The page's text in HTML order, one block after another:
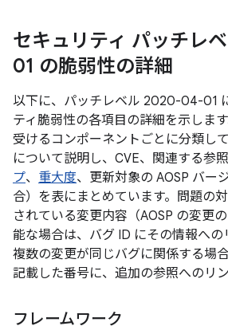
セキュリティ パッチレ
01 の脆弱性の詳細
以下に、パッチレベル 2020-04-01
ティ脆弱性の各項目の詳細を示しま
受けるコンポーネントごとに分類し
について説明し、CVE、関連する参照
プ、 重大度、更新対象の AOSP バー
合）を表にまとめています。問題の
されている変更内容（AOSP の変更
能な場合は、バグ ID にその情報への
複数の変更が同じバグに関係する場
記載した番号に、追加の参照へのリン
フレームワーク